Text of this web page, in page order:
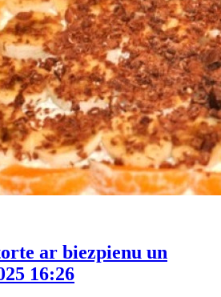
ar biezpienu un
16:26